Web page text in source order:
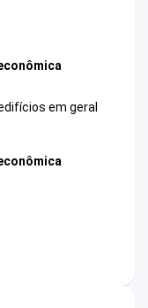
em geral